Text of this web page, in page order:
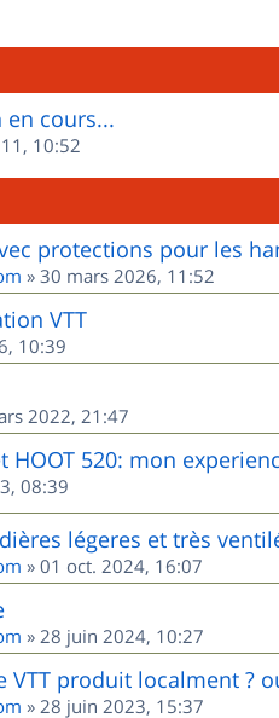
cours...
10:52
protections pour les
» 30 mars 2026, 11:52
VTT
10:39
2022, 21:47
HOOT 520: mon
08:39
légeres et très
» 01 oct. 2024, 16:07
» 28 juin 2024, 10:27
VTT produit localment ?
» 28 juin 2023, 15:37